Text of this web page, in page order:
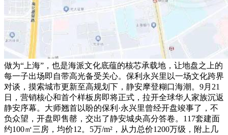
做为“上海”，也是海派文化底蕴的核芯承载地，让地盘之上的
每一子出场即自带高光备受关心。保利永兴里以一场文化跨界
对谈，摸索城市更新至高规划下，静安摩登糊口海潮。9月21
日，营销核心和首个样板房即将正式，拉开全球华人家族沉返
静安序幕。大师翘首以盼的保利·永兴里曾经开盘竣事了，不
负众望，开盘即售罄，交出了静安城央高分答卷。117套建面
约100㎡三房，均价12。5万/m²，从力总价1200万级，附上几